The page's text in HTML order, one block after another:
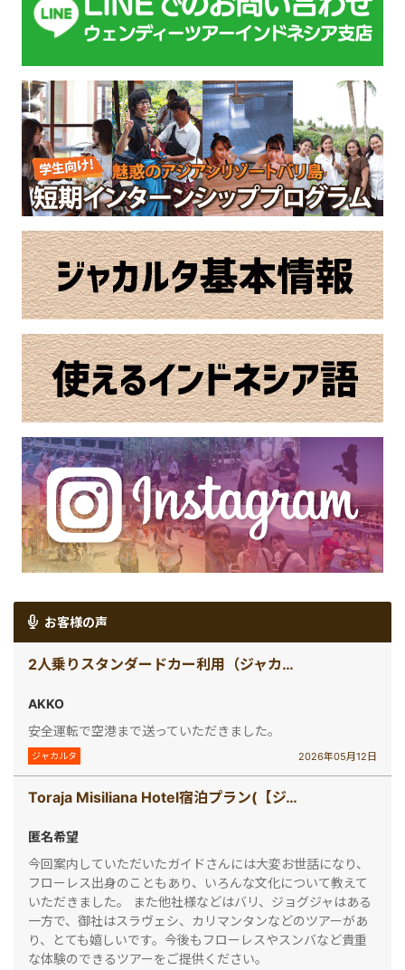
お客様の声
2人乗りスタンダードカー利用（ジャカルタ空港送迎 /日本語ガイド無し）
AKKO
安全運転で空港まで送っていただきました。
ジャカルタ 2026年05月12日
Toraja Misiliana Hotel宿泊プラン(【ジャカルタ発】 秘境・タナトラジャ（スラウェシ島）2泊3日ツアー)
匿名希望
今回案内していただいたガイドさんには大変お世話になり、
フローレス出身のこともあり、いろんな文化について教えて
いただきました。 また他社様などはバリ、ジョグジャはある
一方で、御社はスラヴェシ、カリマンタンなどのツアーがあ
り、とても嬉しいです。今後もフローレスやスンバなど貴重
な体験のできるツアーをご提供ください。